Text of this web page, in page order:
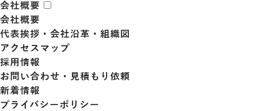
会社概要
会社概要
代表挨拶・会社沿革・組織図
アクセスマップ
採用情報
お問い合わせ・見積もり依頼
新着情報
プライバシーポリシー